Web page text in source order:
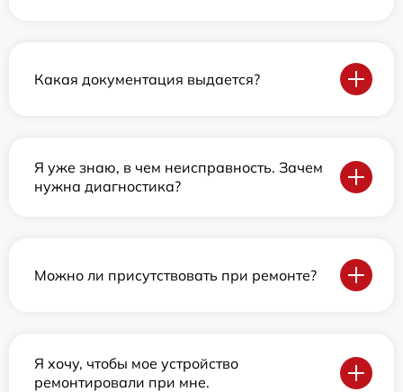
Какая документация выдается?
Я уже знаю, в чем неисправность. Зачем
нужна диагностика?
Можно ли присутствовать при ремонте?
Я хочу, чтобы мое устройство
ремонтировали при мне.